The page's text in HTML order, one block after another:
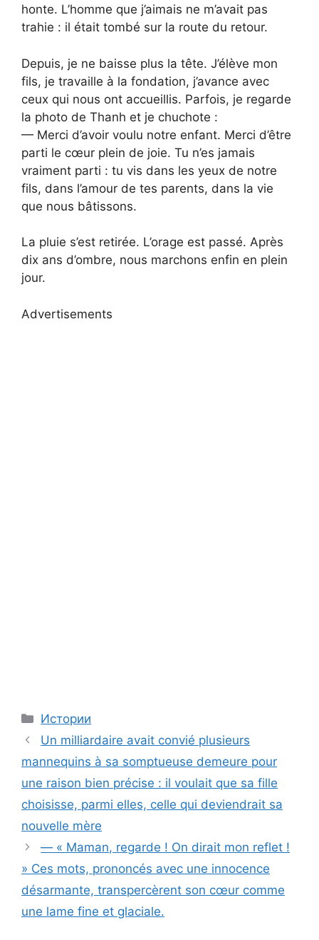
honte. L’homme que j’aimais ne m’avait pas
trahie : il était tombé sur la route du retour.
Depuis, je ne baisse plus la tête. J’élève mon
fils, je travaille à la fondation, j’avance avec
ceux qui nous ont accueillis. Parfois, je regarde
la photo de Thanh et je chuchote :
— Merci d’avoir voulu notre enfant. Merci d’être
parti le cœur plein de joie. Tu n’es jamais
vraiment parti : tu vis dans les yeux de notre
fils, dans l’amour de tes parents, dans la vie
que nous bâtissons.
La pluie s’est retirée. L’orage est passé. Après
dix ans d’ombre, nous marchons enfin en plein
jour.
Advertisements
Categories
Истории
Un milliardaire avait convié plusieurs
mannequins à sa somptueuse demeure pour
une raison bien précise : il voulait que sa fille
choisisse, parmi elles, celle qui deviendrait sa
nouvelle mère
— « Maman, regarde ! On dirait mon reflet !
» Ces mots, prononcés avec une innocence
désarmante, transpercèrent son cœur comme
une lame fine et glaciale.